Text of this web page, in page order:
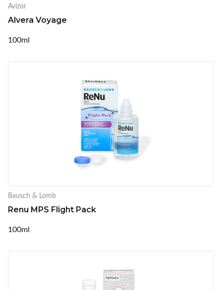
Avizor
Alvera Voyage
100ml
Bausch & Lomb
Renu MPS Flight Pack
100ml